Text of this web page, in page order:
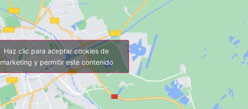
Haz clic para aceptar cookies de
marketing y permitir este contenido